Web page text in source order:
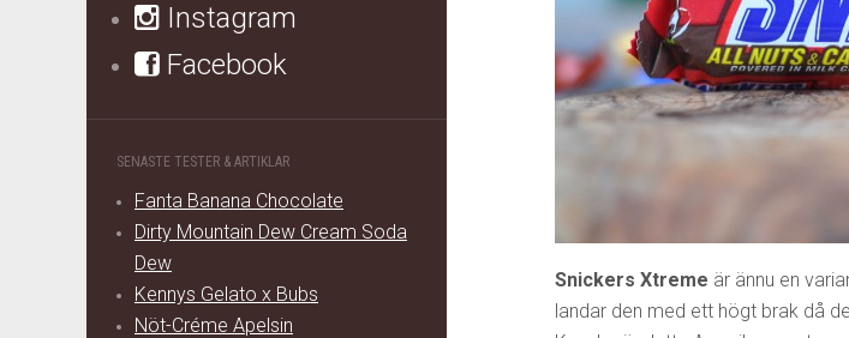
Instagram
Facebook
SENASTE TESTER & ARTIKLAR
Fanta Banana Chocolate
Dirty Mountain Dew Cream Soda
Dew
Kennys Gelato x Bubs
Nöt-Créme Apelsin
Snickers Xtreme är ännu en
landar den med ett högt brak då